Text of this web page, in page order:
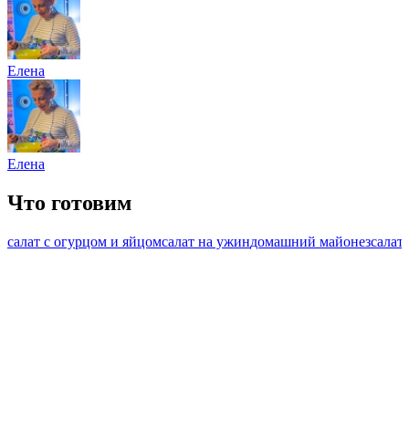
Елена
Елена
Что готовим
салат с огурцом и яйцомсалат на ужиндомашний майонез